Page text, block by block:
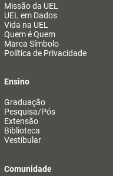
Missão da UEL
UEL em Dados
Vida na UEL
Quem é Quem
Marca Símbolo
Política de Privacidade
Ensino
Graduação
Pesquisa/Pós
Extensão
Biblioteca
Vestibular
Comunidade